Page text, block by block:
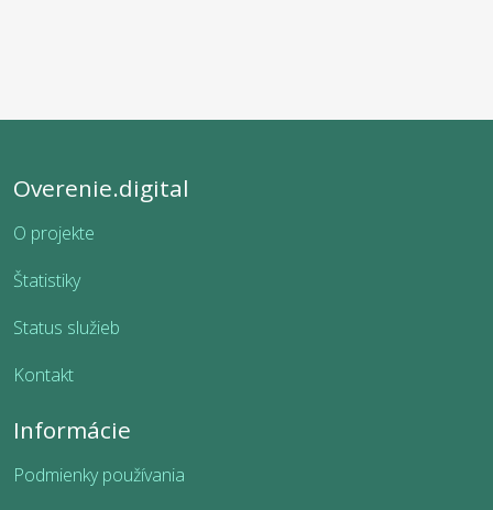
Overenie.digital
O projekte
Štatistiky
Status služieb
Kontakt
Informácie
Podmienky používania